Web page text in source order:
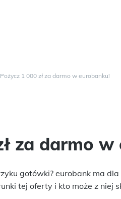
Pożycz 1 000 zł za darmo w eurobanku!
za darmo
gotówki? eurobank ma
tej oferty i kto może z niej